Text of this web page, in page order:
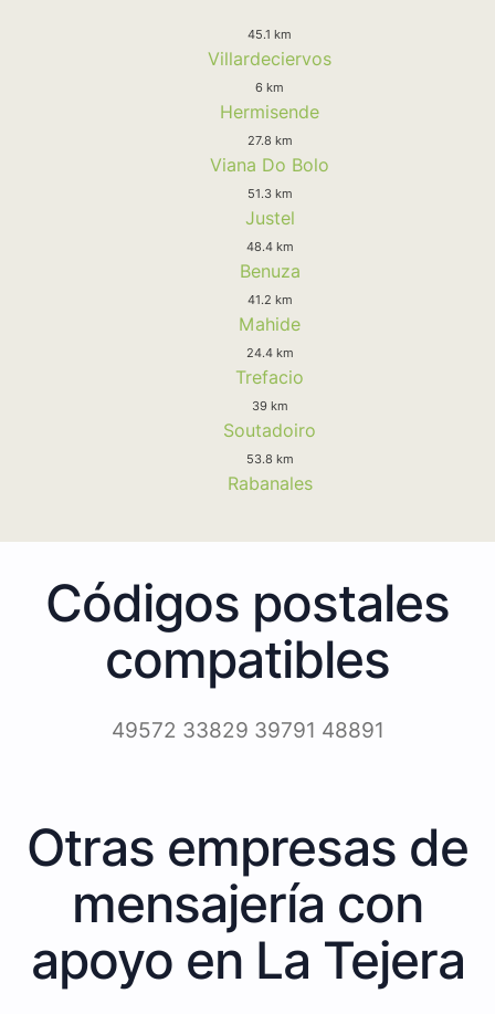
45.1 km
Villardeciervos
6 km
Hermisende
27.8 km
Viana Do Bolo
51.3 km
Justel
48.4 km
Benuza
41.2 km
Mahide
24.4 km
Trefacio
39 km
Soutadoiro
53.8 km
Rabanales
Códigos postales
compatibles
49572 33829 39791 48891
Otras empresas de
mensajería con
apoyo en La Tejera